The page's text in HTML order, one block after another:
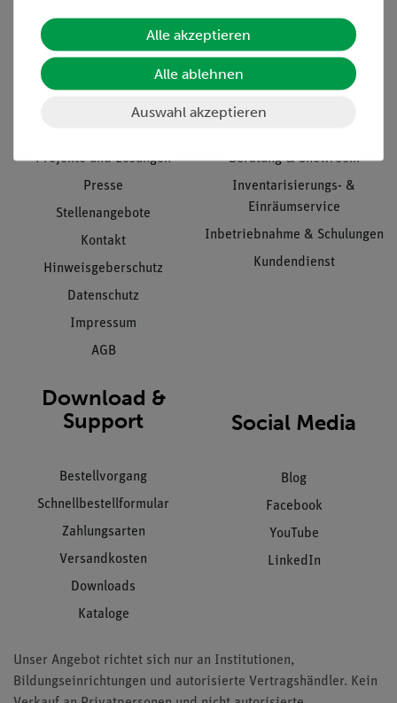
Informationen
Projekte und Lösungen
Presse
Stellenangebote
Kontakt
Hinweisgeberschutz
Datenschutz
Impressum
AGB
Beratung & Showroom
Inventarisierungs- &
Einräumservice
Inbetriebnahme & Schulungen
Kundendienst
Download &
Support
Bestellvorgang
Schnellbestellformular
Zahlungsarten
Versandkosten
Downloads
Kataloge
Social Media
Blog
Facebook
YouTube
LinkedIn
Unser Angebot richtet sich nur an Institutionen,
Bildungseinrichtungen und autorisierte Vertragshändler. Kein
Alle akzeptieren
Alle ablehnen
Auswahl akzeptieren